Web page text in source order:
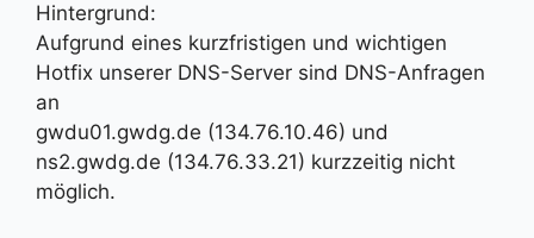
Hintergrund:
Aufgrund eines kurzfristigen und wichtigen
Hotfix unserer DNS-Server sind DNS-Anfragen
an
gwdu01.gwdg.de (134.76.10.46) und
ns2.gwdg.de (134.76.33.21) kurzzeitig nicht
möglich.